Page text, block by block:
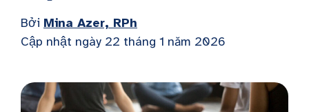
Bởi Mina Azer, RPh
Cập nhật ngày 22 tháng 1 năm 2026